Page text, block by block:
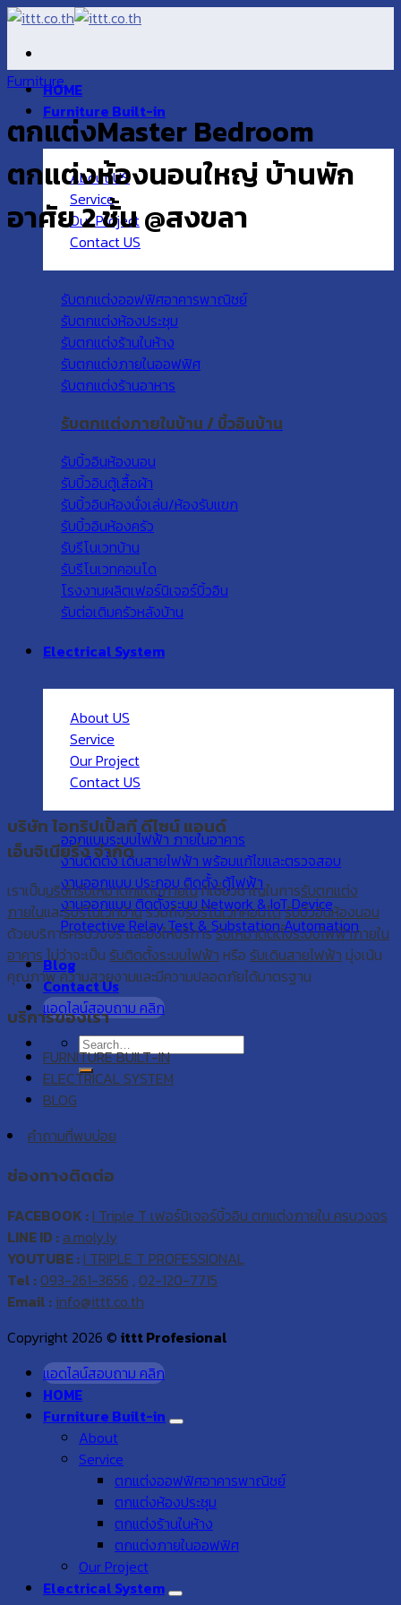
Skip
content
HOME
Furniture Built-in
About US
Service
Our Project
Contact US
รับตกแต่งออฟฟิศอาคารพาณิชย์
รับตกแต่งห้องประชุม
รับตกแต่งร้านในห้าง
รับตกแต่งภายในออฟฟิศ
รับตกแต่งร้านอาหาร
รับตกแต่งภายในบ้าน / บิ้วอินบ้าน
รับบิ้วอินห้องนอน
รับบิ้วอินตู้เสื้อผ้า
รับบิ้วอินห้องนั่งเล่น/ห้องรับแขก
รับบิ้วอินห้องครัว
รับรีโนเวทบ้าน
รับรีโนเวทคอนโด
โรงงานผลิตเฟอร์นิเจอร์บิ้วอิน
รับต่อเติมครัวหลังบ้าน
Electrical System
About US
Service
Our Project
Contact US
ออกแบบระบบไฟฟ้า ภายในอาคาร
งานติดตั้ง เดินสายไฟฟ้า พร้อมแก้ไขและตรวจสอบ
งานออกแบบ ประกอบ ติดตั้ง ตู้ไฟฟ้า
งานออกแบบ ติดตั้งระบบ Network & IoT Device
Protective Relay Test & Substation Automation
Blog
Contact Us
แอดไลน์สอบถาม คลิก
Furniture
ตกแต่งMaster Bedroom
ตกแต่งห้องนอนใหญ่ บ้านพัก
อาศัย 2 ชั้น @สงขลา
บริษัท ไอทริปเปิ้ลที ดีไซน์ แอนด์
เอ็นจิเนียริ่ง จำกัด
เราเป็นบริษัทรับเหมาตกแต่งภายในที่เชี่ยวชาญในการรับตกแต่ง
ภายในและรับรีโนเวทบ้านรวมถึงรับรีโนเวทคอนโดรับบิ้วอินห้องนอน
ด้วยบริการครบวงจร และยังให้บริการรับเหมาติดตั้งระบบไฟฟ้าภายใน
อาคารไม่ว่าจะเป็น รับติดตั้งระบบไฟฟ้า หรือ รับเดินสายไฟฟ้า มุ่งเน้น
คุณภาพ ความสวยงามและมีความปลอดภัยได้มาตรฐาน
บริการของเรา
FURNITURE BUILT-IN
ELECTRICAL SYSTEM
BLOG
คำถามที่พบบ่อย
ช่องทางติดต่อ
FACEBOOK :I Triple T เฟอร์นิเจอร์บิ้วอิน ตกแต่งภายใน ครบวงจร
LINE ID : a.moly.ly
YOUTUBE :I TRIPLE T PROFESSIONAL
Tel : 093-261-3656 , 02-120-7715
Email : info@ittt.co.th
Copyright 2026 © ittt Profesional
แอดไลน์สอบถาม คลิก
HOME
Furniture Built-in
About
Service
ตกแต่งออฟฟิศอาคารพาณิชย์
ตกแต่งห้องประชุม
ตกแต่งร้านในห้าง
ตกแต่งภายในออฟฟิศ
Our Project
Electrical System